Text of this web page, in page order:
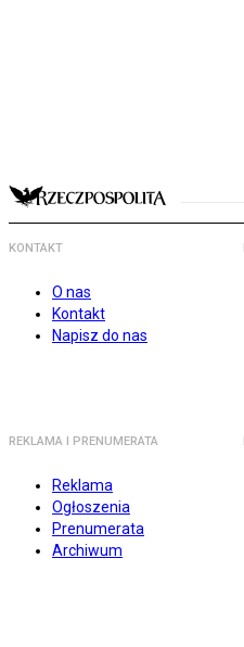
KONTAKT
O nas
Kontakt
Napisz do nas
REKLAMA I PRENUMERATA
Reklama
Ogłoszenia
Prenumerata
Archiwum